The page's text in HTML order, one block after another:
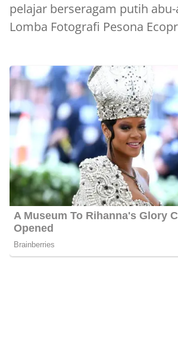
pelajar berseragam putih
Lomba Fotografi Pesona